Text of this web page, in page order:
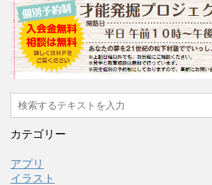
カテゴリー
アプリ
イラスト